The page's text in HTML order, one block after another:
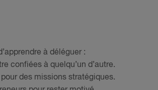
à déléguer :
confiées à quelqu’un d’autre.
des missions stratégiques.